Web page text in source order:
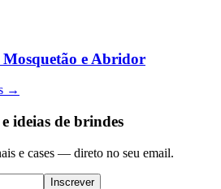
e Abridor
→
ideias de brindes
e cases — direto no seu email.
Inscrever